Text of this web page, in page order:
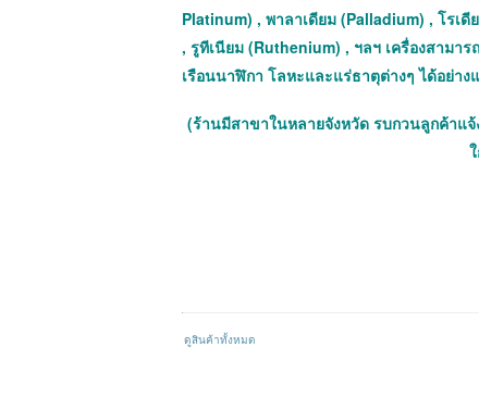
Platinum) , พาลาเดียม (Palladium) , โรเ
, รูทีเนียม (Ruthenium) , ฯลฯ เครื่องสามา
เรือนนาฬิกา โลหะและแร่ธาตุต่างๆ ได้อย่าง
(ร้านมีสาขาในหลายจังหวัด รบกวนลูกค้าแ
ดูสินค้าทั้งหมด